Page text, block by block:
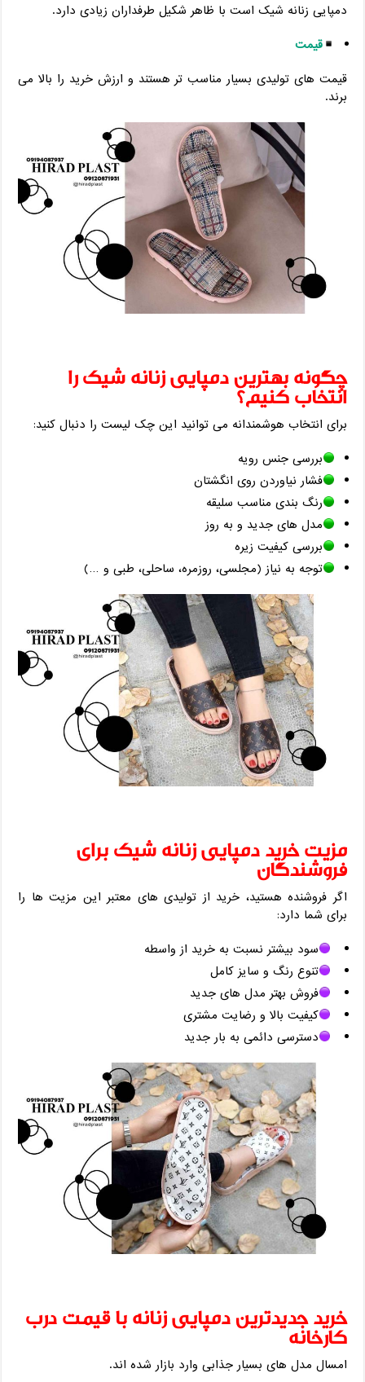
دمپایی زنانه شیک است با ظاهر شکیل طرفداران زیادی دارد.
قیمت
قیمت‌ های تولیدی بسیار مناسب ‌تر هستند و ارزش خرید را بالا می
‌برند.
چگونه بهترین دمپایی زنانه شیک را
انتخاب کنیم؟
برای انتخاب هوشمندانه می ‌توانید این چک ‌لیست را دنبال کنید:
بررسی جنس رویه
فشار نیاوردن روی انگشتان
رنگ ‌بندی مناسب سلیقه
مدل ‌های جدید و به ‌روز
بررسی کیفیت زیره
توجه به نیاز (مجلسی، روزمره، ساحلی، طبی و …)
مزیت خرید دمپایی زنانه شیک برای
فروشندگان
اگر فروشنده هستید، خرید از تولیدی ‌های معتبر این مزیت ‌ها را
برای شما دارد:
سود بیشتر نسبت به خرید از واسطه
تنوع رنگ و سایز کامل
فروش بهتر مدل‌ های جدید
کیفیت بالا و رضایت مشتری
دسترسی دائمی به بار جدید
خرید جدیدترین دمپایی زنانه با قیمت درب
کارخانه
امسال مدل ‌های بسیار جذابی وارد بازار شده ‌اند.